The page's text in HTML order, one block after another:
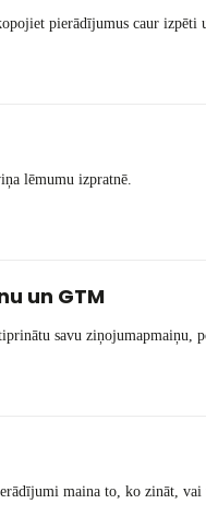
pierādījumus caur izpēti
lēmumu izpratnē.
un GTM
savu ziņojumapmaiņu,
maina to, ko zināt,